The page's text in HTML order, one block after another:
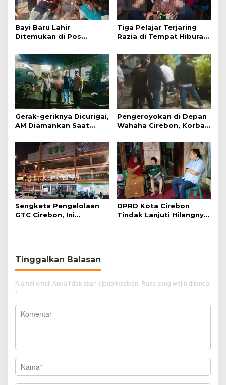
Bayi Baru Lahir
Ditemukan di Pos
Tiga Pelajar Terjaring
Razia di Tempat Hiburan
Gerak-geriknya Dicurigai,
AM Diamankan Saat
Pengeroyokan di Depan
Wahaha Cirebon, Korban
Polisi
Sengketa Pengelolaan
GTC Cirebon, Ini
DPRD Kota Cirebon
Tindak Lanjuti Hilangnya
Tinggalkan Balasan
Alamat email Anda tidak akan dipublikasikan. Ruas yang wajib ditandai
*